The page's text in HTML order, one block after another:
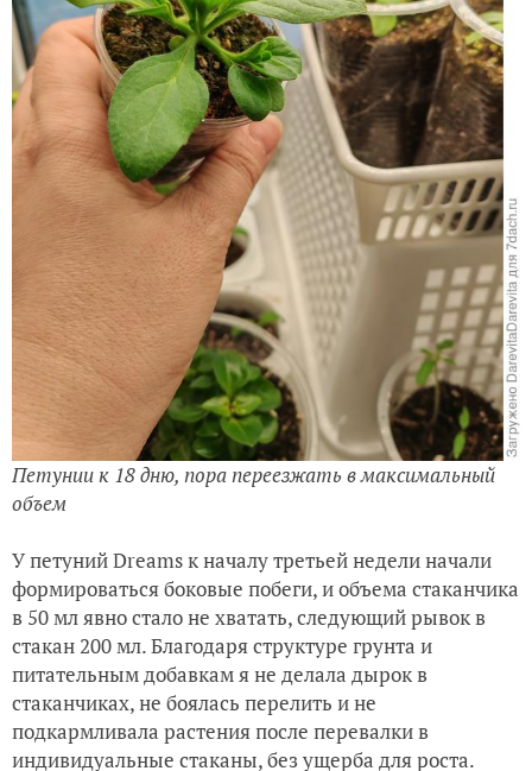
Петунии к 18 дню, пора переезжать в максимальный
объем
У петуний Dreams к началу третьей недели начали
формироваться боковые побеги, и объема стаканчика
в 50 мл явно стало не хватать, следующий рывок в
стакан 200 мл. Благодаря структуре грунта и
питательным добавкам я не делала дырок в
стаканчиках, не боялась перелить и не
подкармливала растения после перевалки в
индивидуальные стаканы, без ущерба для роста.